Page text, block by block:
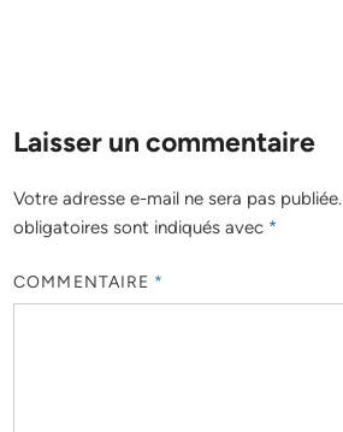
Laisser un commentaire
Votre adresse e-mail ne sera pas publiée.
obligatoires sont indiqués avec *
COMMENTAIRE *